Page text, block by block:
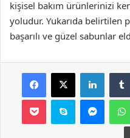
kişisel bakım ürünlerinizi
yoludur. Yukarıda belirtilen
başarılı ve güzel sabunlar
Facebook
X
Pocket Skype